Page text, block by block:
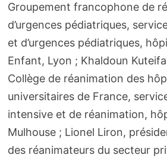
Groupement francophone de
d’urgences pédiatriques,
et d’urgences pédiatriques,
Enfant, Lyon ; Khaldoun
Collège de réanimation des
universitaires de France,
intensive et de réanimation,
Mulhouse ; Lionel Liron,
des réanimateurs du secteur